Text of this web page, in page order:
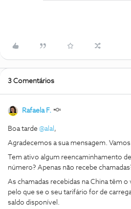
3 Comentários
Rafaela F.
Boa tarde ​ @alal ,
Agradecemos a sua mensagem. Vamos
Tem ativo algum reencaminhamento
número? Apenas não recebe
As chamadas recebidas na China têm
pelo que se o seu tarifário for de
saldo disponível.